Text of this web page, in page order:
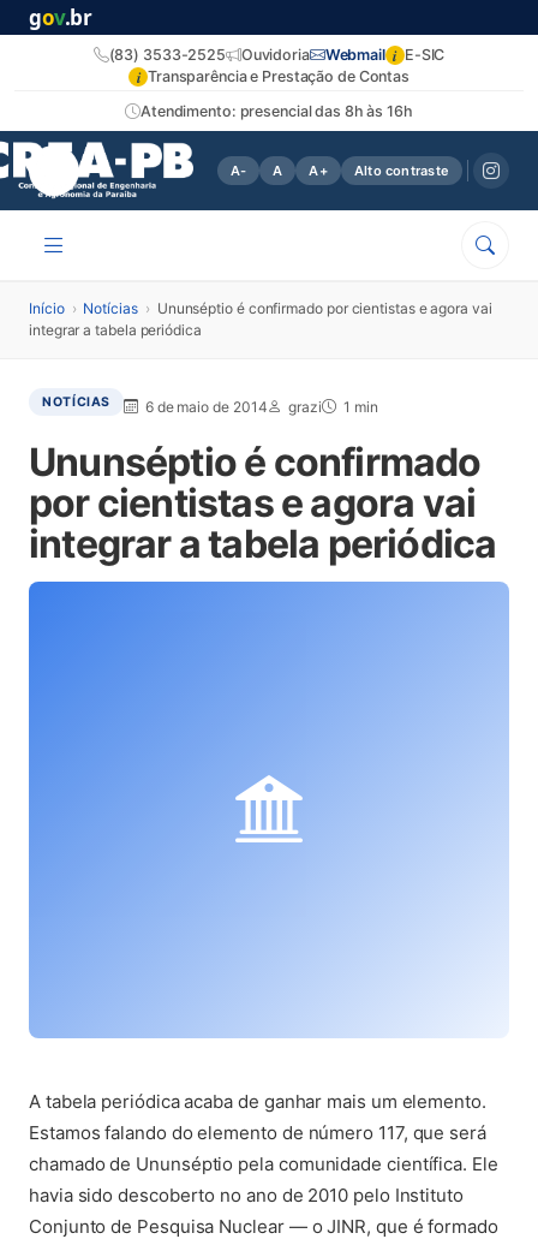
gov.br
Atendimento: presencial das 8h às 16h
(83) 3533-2525 Ouvidoria Webmail i E-SIC
i Transparência e Prestação de Contas
A- A A+ Alto contraste
Início › Notícias › Ununséptio é confirmado por cientistas e agora vai
integrar a tabela periódica
NOTÍCIAS 6 de maio de 2014 grazi 1 min
Ununséptio é confirmado
por cientistas e agora vai
integrar a tabela periódica
(abre em nova aba)
A tabela periódica acaba de ganhar mais um elemento.
Estamos falando do elemento de número 117, que será
chamado de Ununséptio pela comunidade científica. Ele
havia sido descoberto no ano de 2010 pelo Instituto
Conjunto de Pesquisa Nuclear — o JINR, que é formado